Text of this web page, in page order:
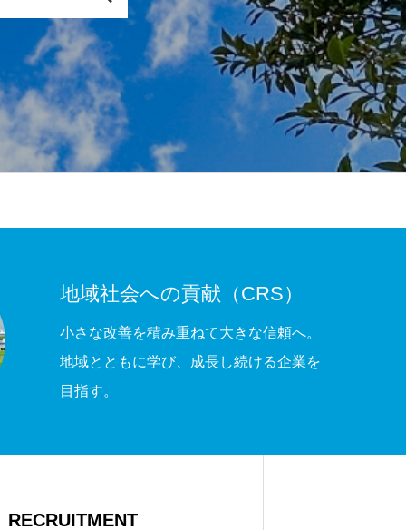
地域社会への貢献（CRS）
小さな改善を積み重ねて大きな信頼へ。
地域とともに学び、成長し続ける企業を
目指す。
RECRUITMENT